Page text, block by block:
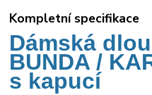
Kompletní specifikace
Dámská
BUNDA /
s kapucí